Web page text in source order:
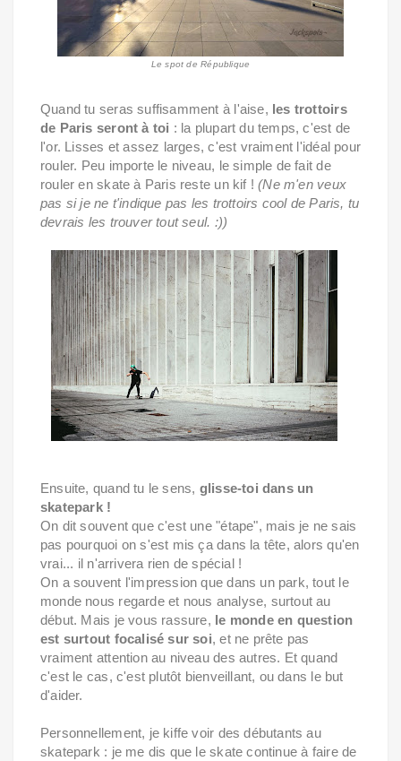
Le spot de République
Quand tu seras suffisamment à l'aise, les trottoirs
de Paris seront à toi : la plupart du temps, c'est de
l'or. Lisses et assez larges, c'est vraiment l'idéal pour
rouler. Peu importe le niveau, le simple de fait de
rouler en skate à Paris reste un kif !(Ne m'en veux
pas si je ne t'indique pas les trottoirs cool de Paris, tu
devrais les trouver tout seul. :))
Ensuite, quand tu le sens, glisse-toi dans un
skatepark !
On dit souvent que c'est une "étape", mais je ne sais
pas pourquoi on s'est mis ça dans la tête, alors qu'en
vrai... il n'arrivera rien de spécial !
On a souvent l'impression que dans un park, tout le
monde nous regarde et nous analyse, surtout au
début. Mais je vous rassure, le monde en question
est surtout focalisé sur soi, et ne prête pas
vraiment attention au niveau des autres. Et quand
c'est le cas, c'est plutôt bienveillant, ou dans le but
d'aider.
Personnellement, je kiffe voir des débutants au
skatepark : je me dis que le skate continue à faire de